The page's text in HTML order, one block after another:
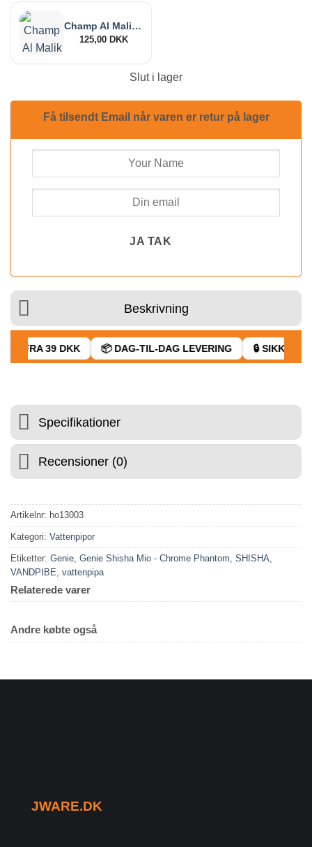
Champ Al Malik Essaouira vattenpipa 25 cm
125,00 DKK
Slut i lager
Få tilsendt Email når varen er retur på lager
JA TAK
Beskrivning
FRA 39 DKK 📦 DAG-TIL-DAG LEVERING 🔒 SIKKER
Specifikationer
Recensioner (0)
Artikelnr: ho13003
Kategori: Vattenpipor
Etiketter: Genie Genie Shisha Mio - Chrome Phantom SHISHA
VANDPIBE vattenpipa
Relaterede varer
Andre købte også
JWARE.DK